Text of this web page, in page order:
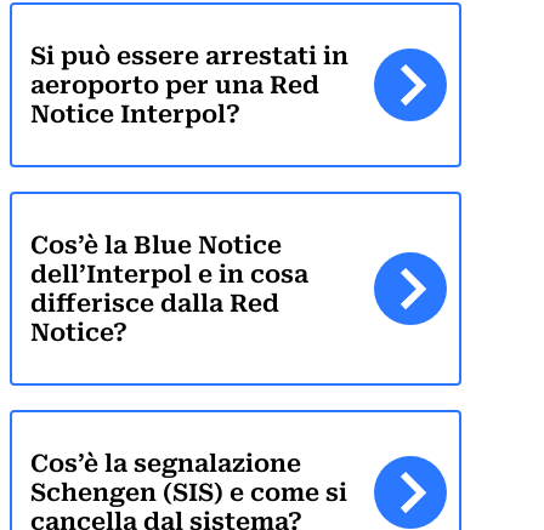
Si può essere arrestati in
aeroporto per una Red
Notice Interpol?
Cos’è la Blue Notice
dell’Interpol e in cosa
differisce dalla Red
Notice?
Cos’è la segnalazione
Schengen (SIS) e come si
cancella dal sistema?